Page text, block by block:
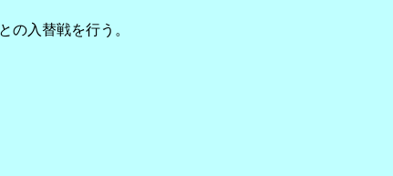
の入替戦を行う。